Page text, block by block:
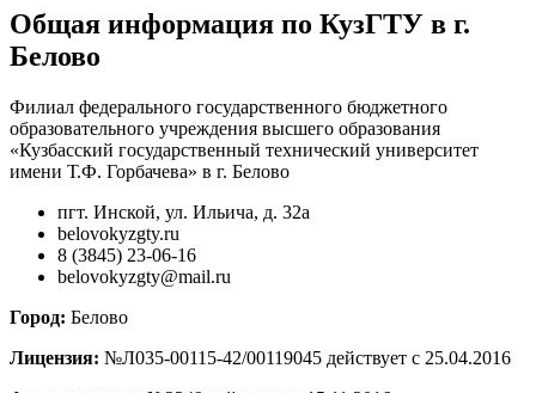
Общая информация по КузГТУ в г.
Белово
Филиал федерального государственного бюджетного
образовательного учреждения высшего образования
«Кузбасский государственный технический университет
имени Т.Ф. Горбачева» в г. Белово
пгт. Инской, ул. Ильича, д. 32а
belovokyzgty.ru
8 (3845) 23-06-16
belovokyzgty@mail.ru
Город: Белово
Лицензия: №Л035-00115-42/00119045 действует с 25.04.2016